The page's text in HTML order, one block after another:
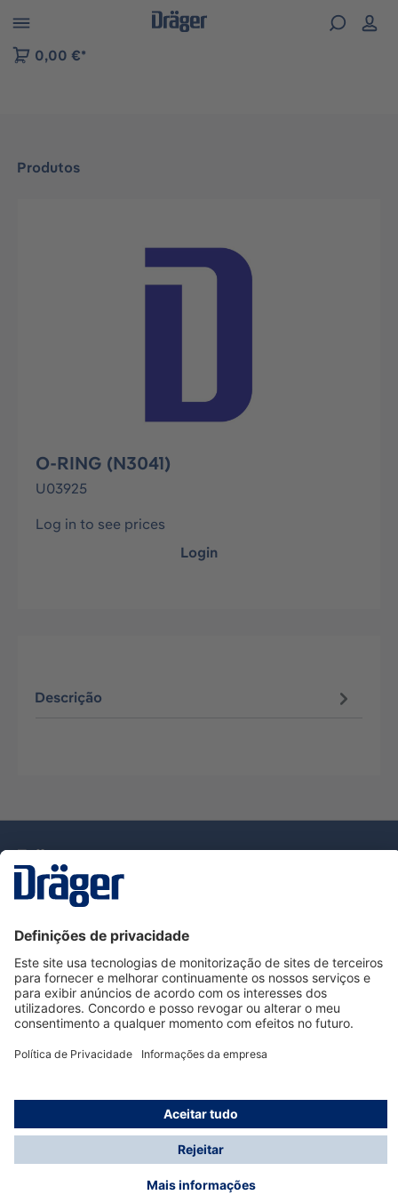
to B2B platform navigation
0,00 €*
Produtos
Ignorar galeria de imagens
O-RING (N3041)
U03925
Log in to see prices
Login
Descrição
Serviço de Apoio ao Cliente Dräger
Utilização da loja
Informações
© Dräger Portugal, Lda, 2024
* Todos os preços excl. IVA mais
possíveis taxas de entrega, se não for indicado o